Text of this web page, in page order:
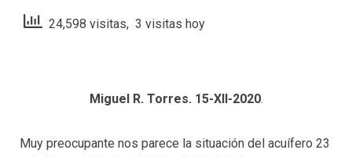
24,598 visitas, 3 visitas hoy
Miguel R. Torres. 15-XII-2020.
Muy preocupante nos parece la situación del acuífero 23